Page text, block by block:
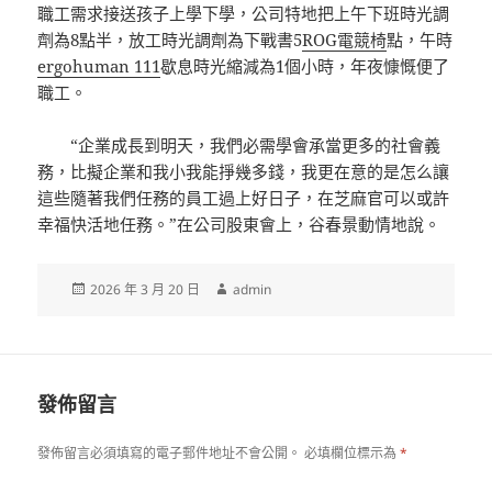
職工需求接送孩子上學下學，公司特地把上午下班時光調
劑為8點半，放工時光調劑為下戰書5ROG電競椅點，午時
ergohuman 111歇息時光縮減為1個小時，年夜慷慨便了
職工。
“企業成長到明天，我們必需學會承當更多的社會義
務，比擬企業和我小我能掙幾多錢，我更在意的是怎么讓
這些隨著我們任務的員工過上好日子，在芝麻官可以或許
幸福快活地任務。”在公司股東會上，谷春景動情地說。
發
2026 年 3 月 20 日
作
admin
發佈留言
發佈留言必須填寫的電子郵件地址不會公開。 必填欄位標示為*